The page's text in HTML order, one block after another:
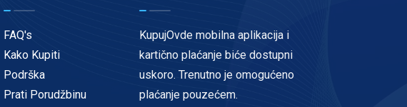
FAQ's
Kako Kupiti
Podrška
Prati Porudžbinu
KupujOvde mobilna aplikacija i
kartično plaćanje biće dostupni
uskoro. Trenutno je omogućeno
plaćanje pouzećem.